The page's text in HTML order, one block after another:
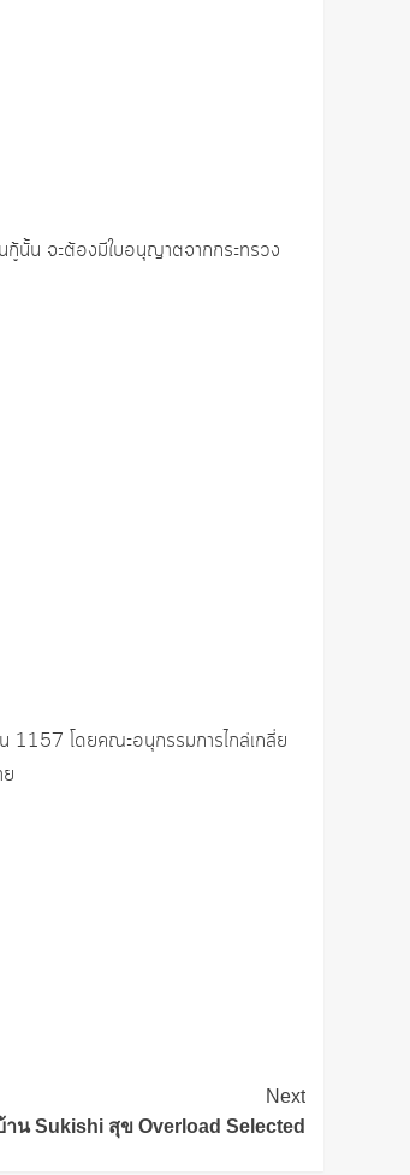
กู้นั้น จะต้องมีใบอนุญาตจากกระทรวง
1157 โดยคณะอนุกรรมการไกล่เกลี่ย
Next
าน Sukishi สุข Overload Selected